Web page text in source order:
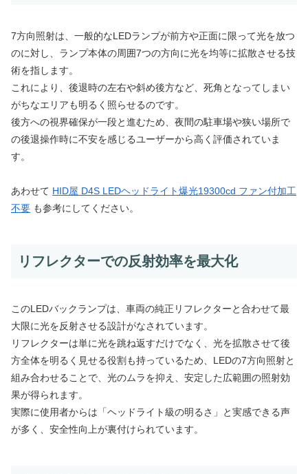
7方向照射は、一般的なLEDランプが前方や正面に限って光を放つ
のに対し、ランプ本体の周囲7つの方向に光を均等に拡散させる技
術を指します。
これにより、後退時の左右や斜め後方など、死角となってしまい
がちなエリアも明るく照らせるのです。
後方への視界確保が一段と進むため、夜間の駐車場や狭い場所で
の後退操作時に不安を感じるユーザーから高く評価されていま
す。
あわせて HID屋 D4S LEDヘッドライト爆光19300cd ファン付加工
不要 も参考にしてください。
リフレクターでの反射効率を最大化
このLEDバックランプは、車両の純正リフレクターと合わせて最
大限に光を反射させる設計がなされています。
リフレクターは単に光を跳ね返すだけでなく、光を拡散させて後
方全体を明るく見せる役割も持っているため、LEDの7方向照射と
組み合わせることで、光のムラを抑え、安定した広範囲の照射効
果が得られます。
実際に使用者からは「ヘッドライト級の明るさ」と実感できる声
が多く、安全性向上が裏付けられています。